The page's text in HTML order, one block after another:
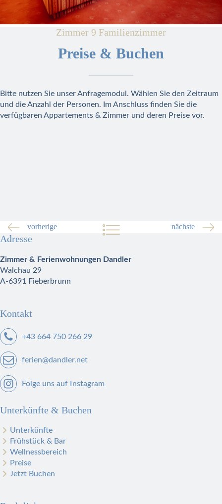
Zimmer 9 Familienzimmer
Preise & Buchen
Bitte nutzen Sie unser Anfragemodul. Wählen Sie den Zeitraum
und die Anzahl der Personen. Im Anschluss finden Sie die
verfügbaren Appartements & Zimmer und deren Preise vor.
nächste
vorherige
Adresse
Zimmer & Ferienwohnungen Dandler
Walchau 29
A-6391 Fieberbrunn
Kontakt
+43 664 750 266 29
ferien@dandler.net
Folge uns auf Instagram
Unterkünfte & Buchen
Unterkünfte
Frühstück & Bar
Wellnessbereich
Preise
Jetzt Buchen